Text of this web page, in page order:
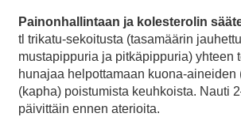
Painonhallintaan ja kolesterolin
tl trikatu-sekoitusta (tasamäärin
mustapippuria ja pitkäpippuria) yhteen
hunajaa helpottamaan kuona-aineiden
(kapha) poistumista keuhkoista. Nauti
päivittäin ennen aterioita.